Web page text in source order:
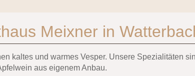
Meixner in
kaltes und warmes Vesper. Unsere Spezialitäten
aus eigenem Anbau.